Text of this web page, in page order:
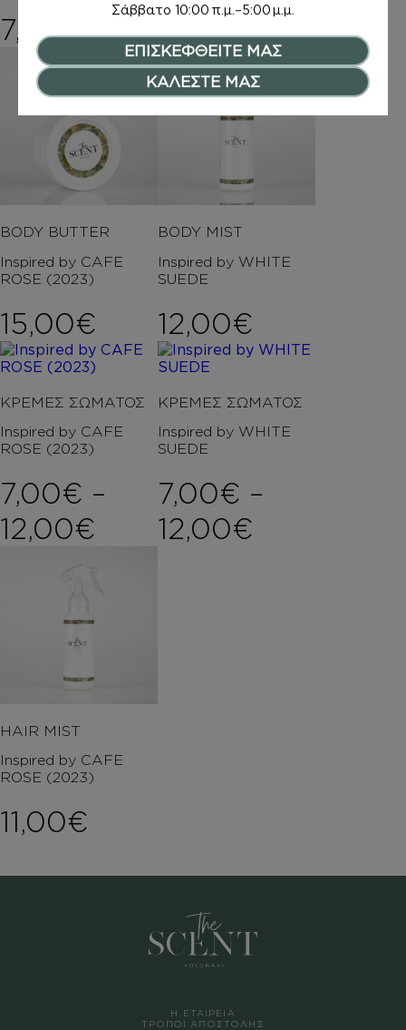
7,50€
BODY BUTTER
Inspired by CAFE
ROSE (2023)
15,00€
BODY MIST
Inspired by WHITE
SUEDE
12,00€
ΚΡΕΜΕΣ ΣΩΜΑΤΟΣ
Inspired by CAFE
ROSE (2023)
7,00€ –
12,00€ Price range: 7,00€
ΚΡΕΜΕΣ ΣΩΜΑΤΟΣ
Inspired by WHITE
SUEDE
7,00€ –
12,00€
HAIR MIST
Inspired by CAFE
ROSE (2023)
11,00€
Η ΕΤΑΙΡΕΙΑ
ΤΡΟΠΟΙ ΑΠΟΣΤΟΛΗΣ
Σάββατο 10:00 π.μ.–5:00 μ.μ.
ΕΠΙΣΚΕΦΘΕΙΤΕ ΜΑΣ
ΚΑΛΕΣΤΕ ΜΑΣ